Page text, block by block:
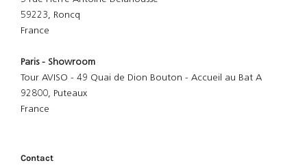
59223, Roncq
France
Paris - Showroom
Tour AVISO - 49 Quai de Dion Bouton - Accueil au Bat A
92800, Puteaux
France
Contact